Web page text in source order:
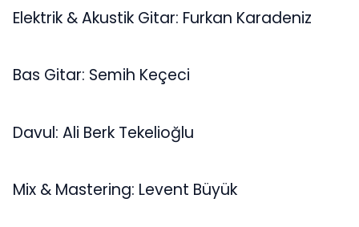
Elektrik & Akustik Gitar: Furkan Karadeniz
Bas Gitar: Semih Keçeci
Davul: Ali Berk Tekelioğlu
Mix & Mastering: Levent Büyük